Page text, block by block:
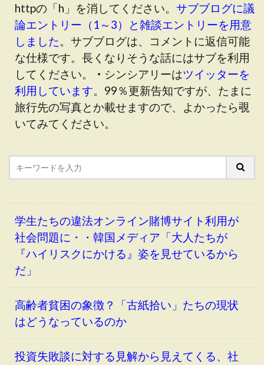
httpの「h」を消してください。 サブブログに議
論エントリー（1～3）と雑談エントリーを用意
しました。サブブログは、コメントに返信可能
な仕様です。長くなりそうな話にはサブを利用
してください。
・ シンシアリーはツイッターを
利用しています。99％更新告知ですが、たまに
旅行先の写真とか載せますので、よかったら覗
いてみてください。
学生たちの違法オンライン賭博サイト利用が
社会問題に・・韓国メディア「大人たちが
『ハイリスクにかける』姿を見せているから
だ」
高齢者貧困の象徴？「古紙拾い」たちの現状
はどうなっているのか
投資失敗談に対する見解から見えてくる、社